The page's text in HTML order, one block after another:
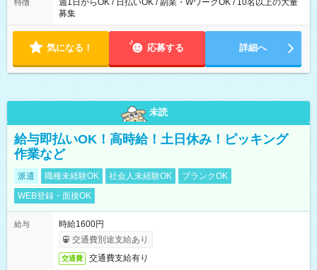
特徴
週1日からOK / 日払いOK / 副業・WワークOK / 10名以上の大量
募集
気になる！ 応募する 詳細へ
未読
給与即払いOK！高時給！土日休み！ピッキング
作業など
派遣 職種未経験OK 社会人未経験OK
ブランクOK
WEB登録・面接OK
給与
時給1600円
交通費別途支給あり
交通費 交通費支給有り